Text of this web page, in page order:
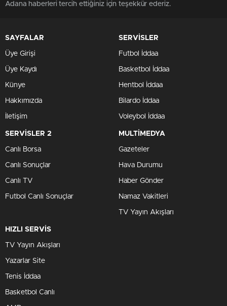
Adana haberleri tercih ettiğiniz için teşekkür ederiz.
SAYFALAR
Üye Girişi
Üye Kaydı
Künye
Hakkımızda
İletişim
SERVİSLER
Futbol İddaa
Basketbol İddaa
Hentbol İddaa
Bilardo İddaa
Voleybol İddaa
SERVİSLER 2
Canlı Borsa
Canlı Sonuçlar
Canlı TV
Futbol Canlı Sonuçlar
MULTİMEDYA
Gazeteler
Hava Durumu
Haber Gönder
Namaz Vakitleri
TV Yayın Akışları
HIZLI SERVİS
TV Yayın Akışları
Yazarlar Site
Tenis İddaa
Basketbol Canlı